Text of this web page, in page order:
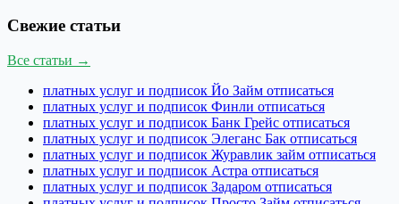
Свежие статьи
Все статьи →
платных услуг и подписок Йо Займ отписаться
платных услуг и подписок Финли отписаться
платных услуг и подписок Банк Грейс отписаться
платных услуг и подписок Элеганс Бак отписаться
платных услуг и подписок Журавлик займ отписаться
платных услуг и подписок Астра отписаться
платных услуг и подписок Задаром отписаться